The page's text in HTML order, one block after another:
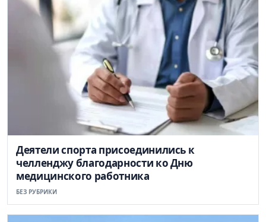
Деятели спорта присоединились к
челленджу благодарности ко Дню
медицинского работника
БЕЗ РУБРИКИ